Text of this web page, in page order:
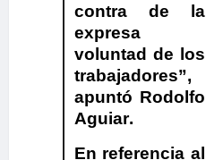
contra de la
expresa
voluntad de los
trabajadores”,
apuntó Rodolfo
Aguiar.
En referencia al